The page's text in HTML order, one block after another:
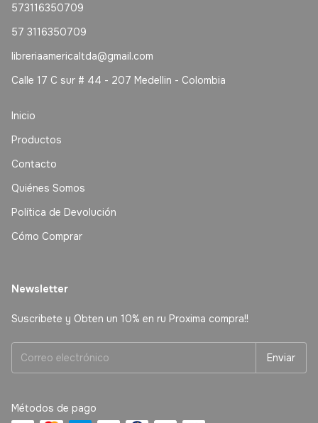
573116350709
57 3116350709
libreriaamericaltda@gmail.com
Calle 17 C sur # 44 - 207 Medellin - Colombia
Inicio
Productos
Contacto
Quiénes Somos
Política de Devolución
Cómo Comprar
Newsletter
Suscribete y Obten un 10% en ru Proxima compra!!
Métodos de pago